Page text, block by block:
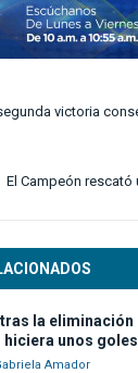
victoria
El Campeón rescató
la
unos
Amador